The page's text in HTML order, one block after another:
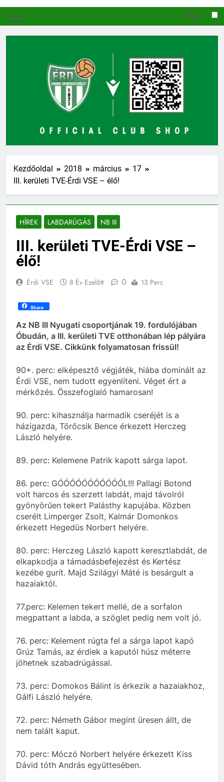
Kezdőoldal 2018 március
17
III. kerületi TVE-Érdi VSE – élő!
HÍREK LABDARÚGÁS NB III
III. kerületi TVE-Érdi VSE –
élő!
Érdi VSE 8 Év Ezelőtt 0 13 Perc
Share
Az NB III Nyugati csoportjának 19. fordulójában
Óbudán, a III. kerületi TVE otthonában lép pályára
az Érdi VSE. Cikkünk folyamatosan frissül!
90+. perc: elképesztő végjáték, hiába dominált az
Érdi VSE, nem tudott egyenlíteni. Véget ért a
mérkőzés. Összefoglaló hamarosan!
90. perc: kihasználja harmadik cseréjét is a
házigazda, Törőcsik Bence érkezett Herczeg
László helyére.
89. perc: Kelemene Patrik kapott sárga lapot.
86. perc: GÓÓÓÓÓÓÓÓÓÓÓL!!! Pallagi Botond
volt harcos és szerzett labdát, majd távolról
gyönyörűen tekert Palásthy kapujába. Közben
cserélt Limperger Zsolt, Kalmár Domonkos
érkezett Hegedüs Norbert helyére.
80. perc: Herczeg László kapott keresztlabdát, de
elkapkodja a támadásbefejezést és Kertész
kezébe gurít. Majd Szilágyi Máté is besárgult a
hazaiaktól.
77.perc: Kelemen tekert mellé, de a sorfalon
megpattant a labda, a szöglet pedig nem volt jó.
76. perc: Kelement rúgta fel a sárga lapot kapó
Grúz Tamás, az érdiek a kaputól húsz méterre
jöhetnek szabadrúgással.
73. perc: Domokos Bálint is érkezik a hazaiakhoz,
Gálfi László helyére.
72. perc: Németh Gábor megint üresen állt, de
nem talált kaput.
70. perc: Móczó Norbert helyére érkezett Kiss
Dávid tóth András együttesében.